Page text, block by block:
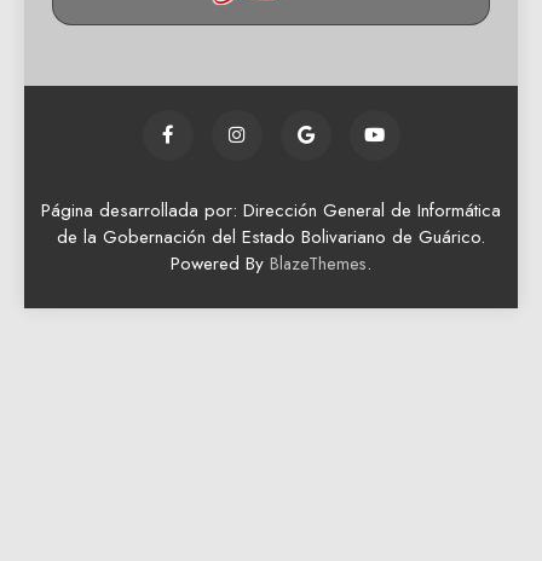
Página desarrollada por: Dirección General de Informática
de la Gobernación del Estado Bolivariano de Guárico.
Powered By BlazeThemes.